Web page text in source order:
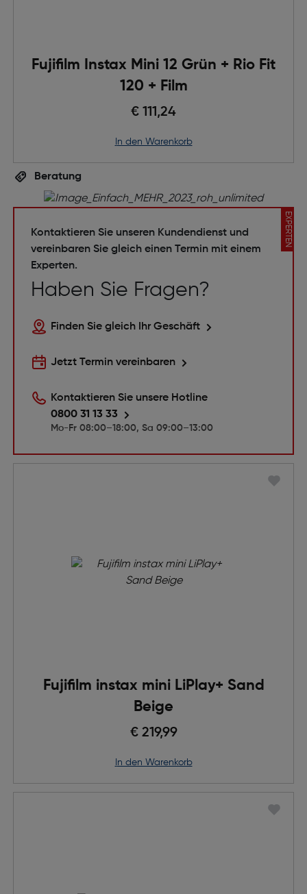
Fujifilm Instax Mini 12 Grün + Rio Fit
120 + Film
€ 111,24
in den Warenkorb
Beratung
EXPERTEN
Kontaktieren Sie unseren Kundendienst und
vereinbaren Sie gleich einen Termin mit einem
Experten.
Haben Sie Fragen?
Finden Sie gleich Ihr Geschäft
Jetzt Termin vereinbaren
Kontaktieren Sie unsere Hotline
0800 31 13 33
Mo-Fr 08:00–18:00, Sa 09:00–13:00
Fujifilm instax mini LiPlay+ Sand
Beige
€ 219,99
in den Warenkorb